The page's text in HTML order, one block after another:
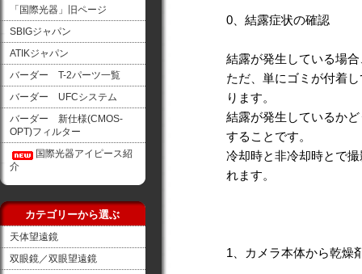
「国際光器」旧ページ
SBIGジャパン
ATIKジャパン
バーダー T-2パーツ一覧
バーダー UFCシステム
バーダー 新仕様(CMOS-
OPT)フィルター
国際光器アイピース紹
介
カテゴリーから選ぶ
天体望遠鏡
双眼鏡／双眼望遠鏡
0、結露症状の確認
結露が発生している場
ただ、単にゴミが付着
ります。
結露が発生しているか
することです。
冷却時と非冷却時とで
れます。
1、カメラ本体から乾燥